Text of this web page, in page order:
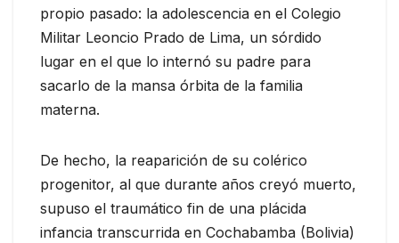
propio pasado: la adolescencia en el Colegio
Militar Leoncio Prado de Lima, un sórdido
lugar en el que lo internó su padre para
sacarlo de la mansa órbita de la familia
materna.
De hecho, la reaparición de su colérico
progenitor, al que durante años creyó muerto,
supuso el traumático fin de una plácida
infancia transcurrida en Cochabamba (Bolivia)